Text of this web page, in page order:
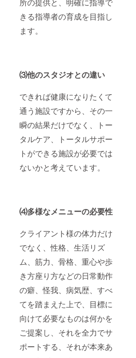
きる指導者の育成を目指し
ます。
⑶他のスタジオとの違い
できれば健康になりたくて
通う施設ですから、その一
瞬の結果だけでなく、トー
タルケア、トータルサポー
トができる施設が必要では
ないかと考えています。
⑷多様なメニューの必要性
クライアント様の体力だけ
でなく、性格、生活リズ
ム、筋力、骨格、重心や歩
き方座り方などの日常動作
の癖、怪我、病気歴、すべ
てを踏まえた上で、目標に
向けて必要なものは何かを
ご提案し、それを全力でサ
ポートする、それが本来あ